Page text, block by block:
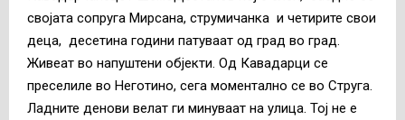
својата сопруга Мирсана, струмичанка и четирите свои
деца, десетина години патуваат од град во град.
Живеат во напуштени објекти. Од Кавадарци се
преселиле во Неготино, сега моментално се во Струга.
Ладните денови велат ги минуваат на улица. Тој не е